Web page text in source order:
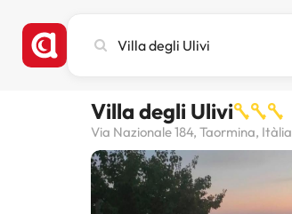
ciutat,
destinació
Villa degli Ulivi
Via Nazionale 184, Taormina, Itàlia